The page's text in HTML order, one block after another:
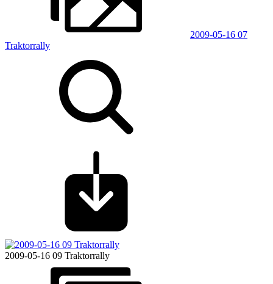
2009-05-16 07
Traktorrally
2009-05-16 09 Traktorrally